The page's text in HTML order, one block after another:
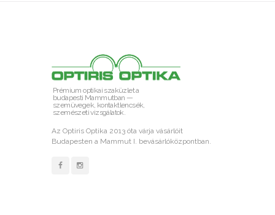
Prémium optikai szaküzlet a
budapesti Mammutban —
szemüvegek, kontaktlencsék,
szemészeti vizsgálatok.
Az Optiris Optika 2013 óta várja vásárlóit
Budapesten a Mammut I. bevásárlóközpontban.